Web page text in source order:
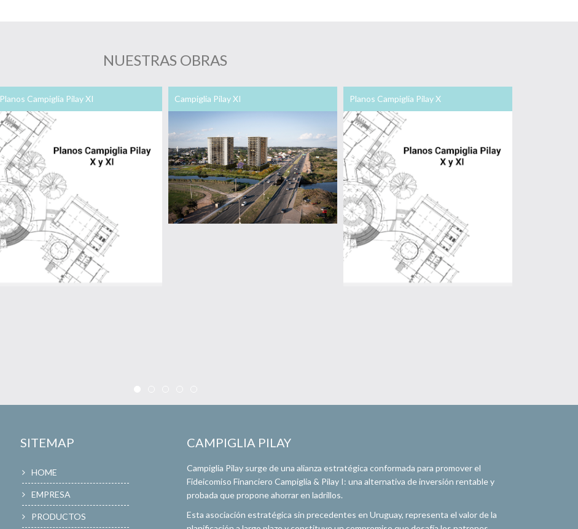
NUESTRAS OBRAS
Planos Campiglia Pilay XI Campiglia Pilay XI Planos Campiglia Pilay X
SITEMAP
HOME
EMPRESA
PRODUCTOS
CAMPIGLIA PILAY
Campiglia Pilay surge de una alianza estratégica conformada para promover el
Fideicomiso Financiero Campiglia & Pilay I: una alternativa de inversión rentable y
probada que propone ahorrar en ladrillos.
Esta asociación estratégica sin precedentes en Uruguay, representa el valor de la